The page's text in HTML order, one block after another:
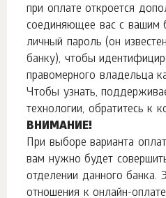
при оплате откроется
соединяющее вас с вашим
личный пароль (он
банку), чтобы
правомерного владельца
Чтобы узнать,
технологии, обратитесь к
ВНИМАНИЕ!
При выборе варианта
вам нужно будет
отделении данного банка.
отношения к онлайн-